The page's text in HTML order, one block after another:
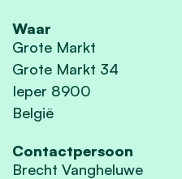
Waar
Grote Markt
Grote Markt 34
Ieper 8900
België
Contactpersoon
Brecht Vangheluwe